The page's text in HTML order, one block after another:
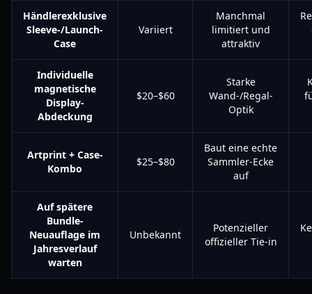
Händlerexklusive
Sleeve-/Launch-
Case
Variiert
Manchmal
limitiert und
attraktiv
Individuelle
magnetische
Display-
Abdeckung
$20–$60
Starke
Wand-/Regal-
Optik
Artprint + Case-
Kombo
$25–$80
Baut eine echte
Sammler-Ecke
auf
Auf spätere
Bundle-
Neuauflage im
Jahresverlauf
warten
Unbekannt
Potenzieller
offizieller Tie-in